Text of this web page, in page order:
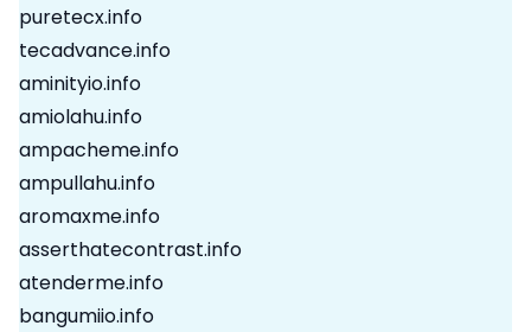
puretecx.info
tecadvance.info
aminityio.info
amiolahu.info
ampacheme.info
ampullahu.info
aromaxme.info
asserthatecontrast.info
atenderme.info
bangumiio.info